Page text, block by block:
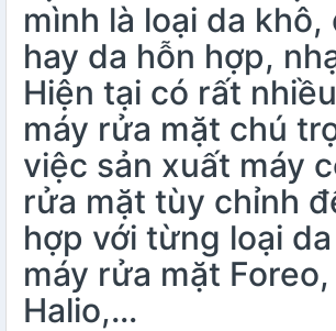
mình là loại da khô,
hay da hỗn hợp,
Hiện tại có rất
máy rửa mặt chú
việc sản xuất máy
rửa mặt tùy chỉnh
hợp với từng loại
máy rửa mặt Foreo
Halio,…